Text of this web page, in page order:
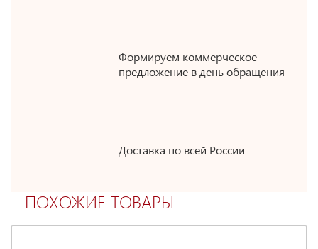
Формируем коммерческое
предложение в день обращения
Доставка по всей России
ПОХОЖИЕ ТОВАРЫ